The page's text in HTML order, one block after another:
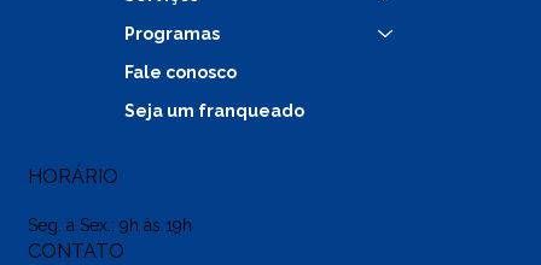
Programas
Fale conosco
Seja um franqueado
HORÁRIO
Seg. a Sex.: 9h às 19h
CONTATO